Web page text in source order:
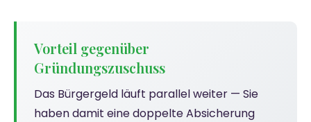
Vorteil gegenüber
Gründungszuschuss
Das Bürgergeld läuft parallel weiter — Sie
haben damit eine doppelte Absicherung